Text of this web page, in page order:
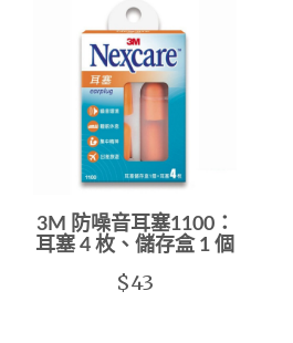
3M 防噪音耳塞1100：
耳塞 4 枚、儲存盒 1 個
$43